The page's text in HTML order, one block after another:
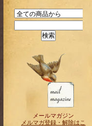
メールマガジン
メルマガ登録・解除はこ